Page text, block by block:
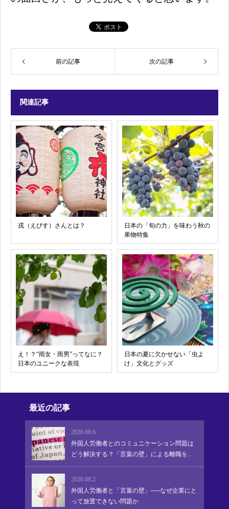
前の記事 次の記事
関連記事
戎（えびす）さんとは？
日本の「旬の力」を味わう秋の
果物特集
え！？“雨女・雨男”ってなに？
日本のユニークな表現
日本の夏に欠かせない「虫よ
け」文化とグッズ
最近の記事
2026.08.6
外国人労働者とのコミュニケーション問題は
どう解決する？「言葉の壁」による離職を防
ぎ、定着・活躍を促す実践的アプローチ
2026.08.2
外国人労働者と「言葉の壁」──なぜ企業にと
って放置できない問題か